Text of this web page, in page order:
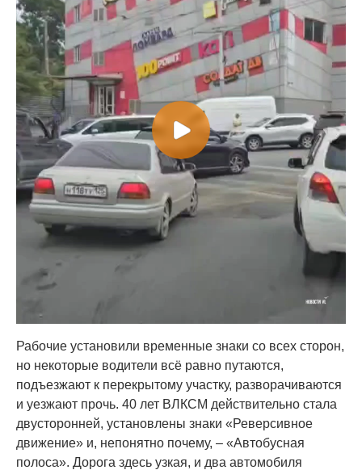
Рабочие установили временные знаки со всех сторон,
но некоторые водители всё равно путаются,
подъезжают к перекрытому участку, разворачиваются
и уезжают прочь. 40 лет ВЛКСМ действительно стала
двусторонней, установлены знаки «Реверсивное
движение» и, непонятно почему, – «Автобусная
полоса». Дорога здесь узкая, и два автомобиля